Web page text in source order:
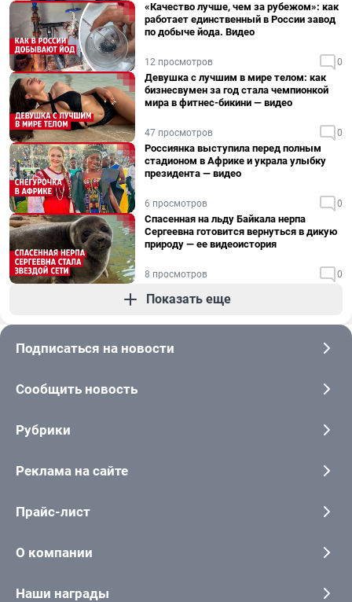
«Качество лучше, чем за рубежом»: как
работает единственный в России завод
по добыче йода. Видео
12 просмотров 0
Девушка с лучшим в мире телом: как
бизнесвумен за год стала чемпионкой
мира в фитнес-бикини — видео
47 просмотров 0
Россиянка выступила перед полным
стадионом в Африке и украла улыбку
президента — видео
6 просмотров 0
Спасенная на льду Байкала нерпа
Сергеевна готовится вернуться в дикую
природу — ее видеоистория
8 просмотров 0
Показать еще
Подписаться на новости
Сообщить новость
Рубрики
Реклама на сайте
Прайс-лист
О компании
Наши награды